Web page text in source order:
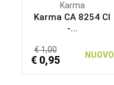
Karma
Karma CA 8254 CI
-...
€ 1,00
€ 0,95 NUOVO